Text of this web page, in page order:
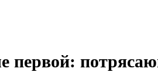
первой: